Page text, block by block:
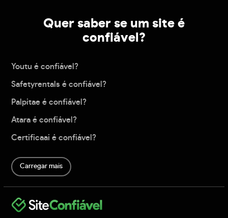
Quer saber se um site é
confiável?
Youtu é confiável?
Safetyrentals é confiável?
Palpitae é confiável?
Atara é confiável?
Certificaai é confiável?
Carregar mais